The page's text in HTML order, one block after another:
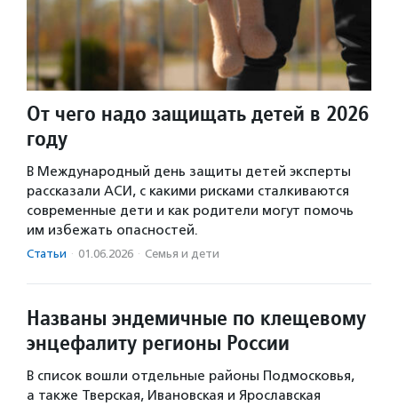
От чего надо защищать детей в 2026
году
В Международный день защиты детей эксперты
рассказали АСИ, с какими рисками сталкиваются
современные дети и как родители могут помочь
им избежать опасностей.
Статьи · 01.06.2026 · Семья и дети
Названы эндемичные по клещевому
энцефалиту регионы России
В список вошли отдельные районы Подмосковья,
а также Тверская, Ивановская и Ярославская